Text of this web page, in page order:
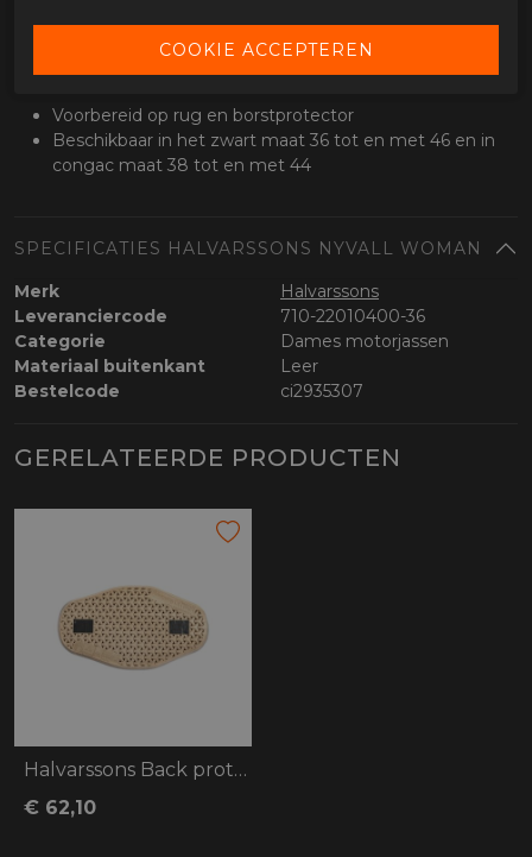
Rits op de rug voor ventilatie
Voorbereid op rug en borstprotector
Beschikbaar in het zwart maat 36 tot en met 46 en in
congac maat 38 tot en met 44
SPECIFICATIES HALVARSSONS NYVALL WOMAN
Merk
Halvarssons
Leveranciercode
710-22010400-36
Categorie
Dames motorjassen
Materiaal buitenkant
Leer
Bestelcode
ci2935307
GERELATEERDE PRODUCTEN
Halvarssons Back protector Melbyn
€ 62,10